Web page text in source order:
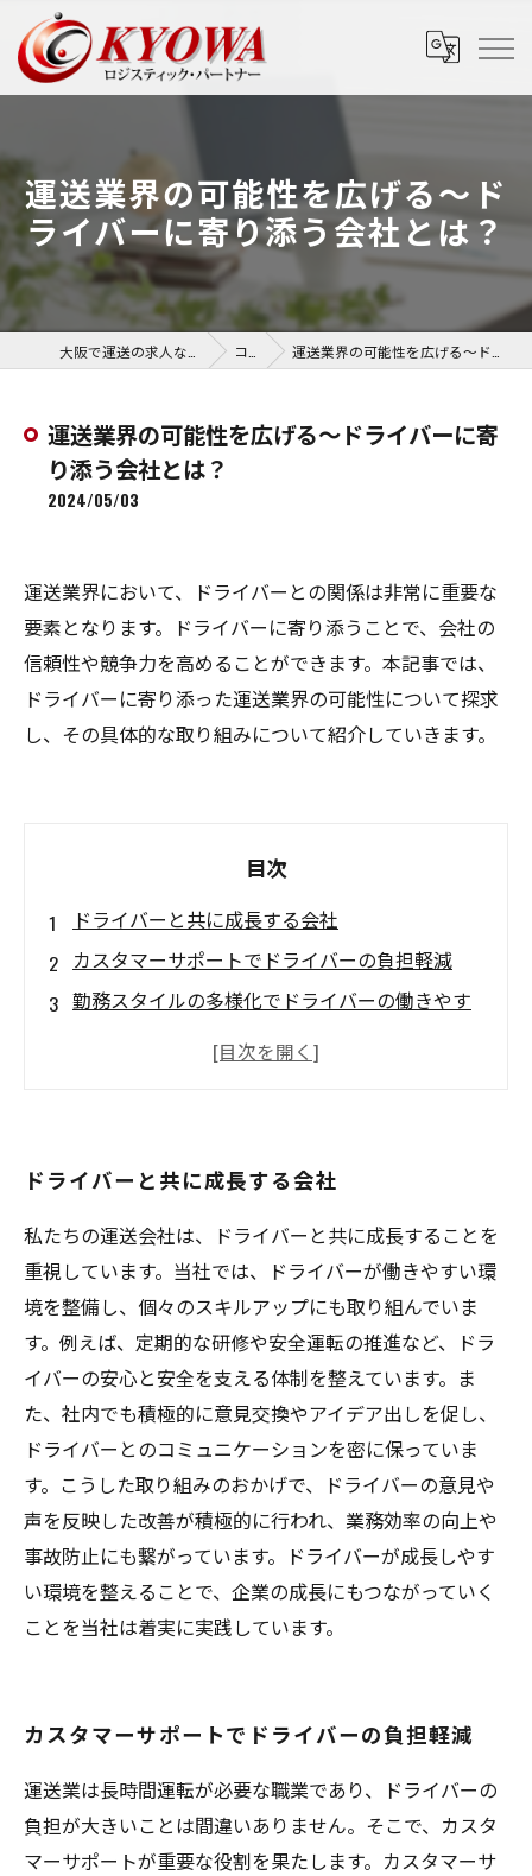
運送業界の可能性を広げる〜ド
ライバーに寄り添う会社とは？
コラム 運送業界の可能性を広げる〜ドライバーに寄り添う会社とは？
運送業界の可能性を広げる〜ドライバーに寄
り添う会社とは？
2024/05/03
運送業界において、ドライバーとの関係は非常に重要な
要素となります。ドライバーに寄り添うことで、会社の
信頼性や競争力を高めることができます。本記事では、
ドライバーに寄り添った運送業界の可能性について探求
し、その具体的な取り組みについて紹介していきます。
目次
ドライバーと共に成長する会社
カスタマーサポートでドライバーの負担軽減
勤務スタイルの多様化でドライバーの働きやす
ドライバーと共に成長する会社
私たちの運送会社は、ドライバーと共に成長することを
重視しています。当社では、ドライバーが働きやすい環
境を整備し、個々のスキルアップにも取り組んでいま
す。例えば、定期的な研修や安全運転の推進など、ドラ
イバーの安心と安全を支える体制を整えています。ま
た、社内でも積極的に意見交換やアイデア出しを促し、
ドライバーとのコミュニケーションを密に保っていま
す。こうした取り組みのおかげで、ドライバーの意見や
声を反映した改善が積極的に行われ、業務効率の向上や
事故防止にも繋がっています。ドライバーが成長しやす
い環境を整えることで、企業の成長にもつながっていく
ことを当社は着実に実践しています。
カスタマーサポートでドライバーの負担軽減
運送業は長時間運転が必要な職業であり、ドライバーの
負担が大きいことは間違いありません。そこで、カスタ
マーサポートが重要な役割を果たします。カスタマーサ